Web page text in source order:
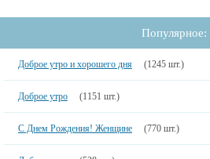
Популярное:
Доброе утро и хорошего дня (1245 шт.)
Доброе утро (1151 шт.)
С Днем Рождения! Женщине (770 шт.)